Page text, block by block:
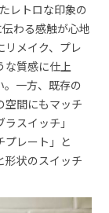
レトロな印象の
わる感触が心地
リメイク、プレ
な質感に仕上
。一方、既存の
空間にもマッチ
スイッチ」
プレート」と
形状のスイッチ